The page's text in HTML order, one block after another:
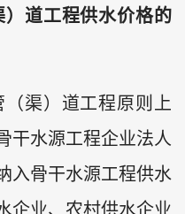
道工程供水价格的
渠）道工程原则上
干水源工程企业法人
入骨干水源工程供水
企业、农村供水企业